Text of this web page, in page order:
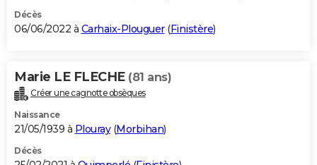
Décès
06/06/2022 à Carhaix-Plouguer(Finistère)
Marie LE FLECHE (81 ans)
Créer une cagnotte obsèques
Naissance
21/05/1939 à Plouray(Morbihan)
Décès